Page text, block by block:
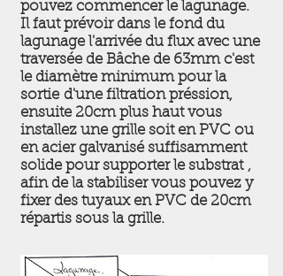
pouvez commencer le lagunage.
Il faut prévoir dans le fond du
lagunage l'arrivée du flux avec une
traversée de Bâche de 63mm c'est
le diamètre minimum pour la
sortie d'une filtration préssion,
ensuite 20cm plus haut vous
installez une grille soit en PVC ou
en acier galvanisé suffisamment
solide pour supporter le substrat ,
afin de la stabiliser vous pouvez y
fixer des tuyaux en PVC de 20cm
répartis sous la grille.